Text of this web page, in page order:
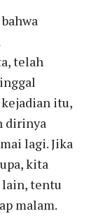
telah
itu,
dirinya
lagi. Jika
kita
tentu
malam.